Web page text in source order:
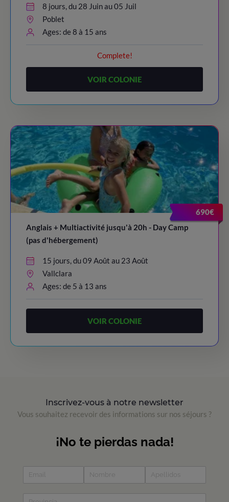
8 jours, du 28 Juin au 05 Juil
Poblet
Ages: de 8 à 15 ans
Complete!
VOIR COLONIE
690€
Anglais + Multiactivité jusqu'à 20h - Day Camp
(pas d'hébergement)
15 jours, du 09 Août au 23 Août
Vallclara
Ages: de 5 à 13 ans
VOIR COLONIE
Inscrivez-vous à notre newsletter
Vous souhaitez recevoir des informations sur nos séjours ?